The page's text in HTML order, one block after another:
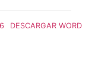
DESCARGAR WORD